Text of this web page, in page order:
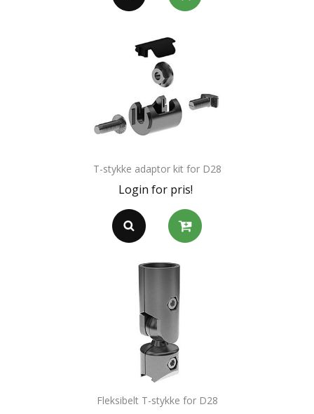
T-stykke adaptor kit for D28
Login for pris!
Fleksibelt T-stykke for D28